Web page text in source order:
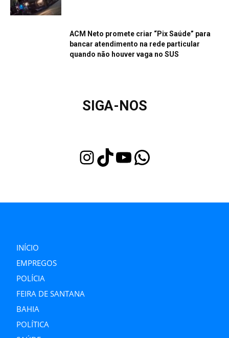
ACM Neto promete criar “Pix Saúde” para
bancar atendimento na rede particular
quando não houver vaga no SUS
SIGA-NOS
InstagramTikTok Youtube WhatsApp
INÍCIO
EMPREGOS
POLÍCIA
FEIRA DE SANTANA
BAHIA
POLÍTICA